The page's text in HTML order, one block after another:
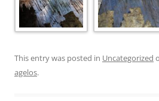
This entry was posted in Uncategorized
agelos.